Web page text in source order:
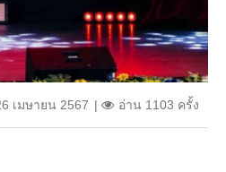
เมษายน 2567 อ่าน 1103 ครั้ง